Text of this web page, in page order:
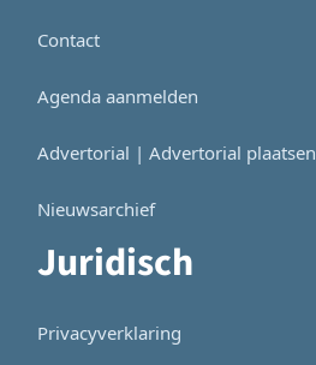
Contact
Agenda aanmelden
Advertorial | Advertorial plaatsen
Nieuwsarchief
Juridisch
Privacyverklaring